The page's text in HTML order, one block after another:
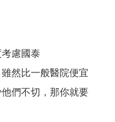
慮國泰
然比一般醫院便宜
們不切，那你就要